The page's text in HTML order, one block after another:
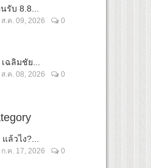
รับ 8.8...
ส.ค. 09, 2026 0
ฉลิมชัย...
ส.ค. 08, 2026 0
ล้วไง?...
ก.ค. 17, 2026 0